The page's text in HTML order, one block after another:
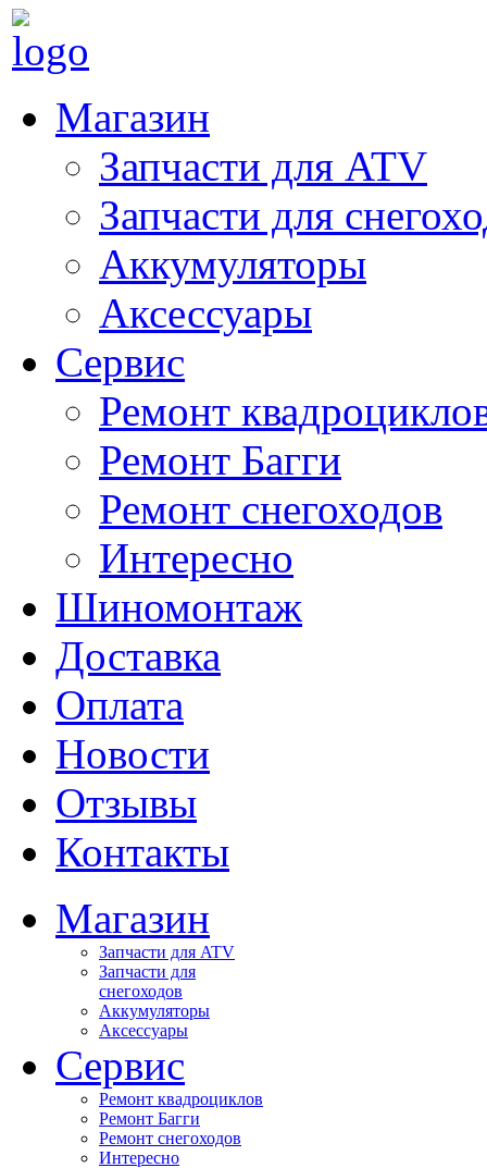
Магазин
Запчасти для ATV
Запчасти для
Аккумуляторы
Аксессуары
Сервис
Ремонт
Ремонт Багги
Ремонт снегоходов
Интересно
Шиномонтаж
Доставка
Оплата
Новости
Отзывы
Контакты
Магазин
Запчасти для ATV
Запчасти для
снегоходов
Аккумуляторы
Аксессуары
Сервис
Ремонт квадроциклов
Ремонт Багги
Ремонт снегоходов
Интересно